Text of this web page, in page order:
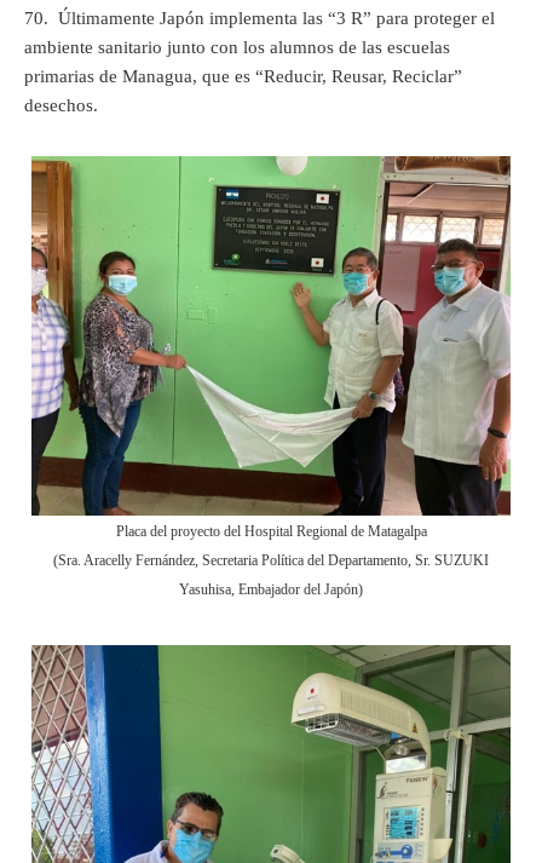
70. Últimamente Japón implementa las “3 R” para proteger el
ambiente sanitario junto con los alumnos de las escuelas
primarias de Managua, que es “Reducir, Reusar, Reciclar”
desechos.
Placa del proyecto del Hospital Regional de Matagalpa
(Sra. Aracelly Fernández, Secretaria Política del Departamento, Sr. SUZUKI
Yasuhisa, Embajador del Japón)